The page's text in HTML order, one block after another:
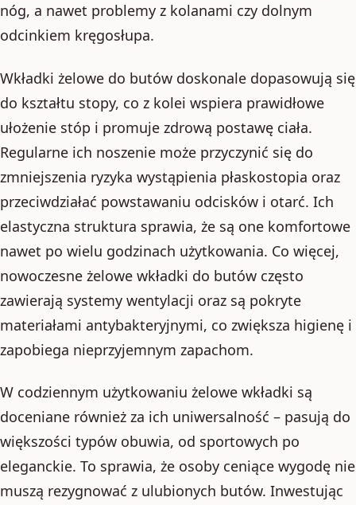
nóg, a nawet problemy z kolanami czy dolnym
odcinkiem kręgosłupa.
Wkładki żelowe do butów doskonale dopasowują się
do kształtu stopy, co z kolei wspiera prawidłowe
ułożenie stóp i promuje zdrową postawę ciała.
Regularne ich noszenie może przyczynić się do
zmniejszenia ryzyka wystąpienia płaskostopia oraz
przeciwdziałać powstawaniu odcisków i otarć. Ich
elastyczna struktura sprawia, że są one komfortowe
nawet po wielu godzinach użytkowania. Co więcej,
nowoczesne żelowe wkładki do butów często
zawierają systemy wentylacji oraz są pokryte
materiałami antybakteryjnymi, co zwiększa higienę i
zapobiega nieprzyjemnym zapachom.
W codziennym użytkowaniu żelowe wkładki są
doceniane również za ich uniwersalność – pasują do
większości typów obuwia, od sportowych po
eleganckie. To sprawia, że osoby ceniące wygodę nie
muszą rezygnować z ulubionych butów. Inwestując